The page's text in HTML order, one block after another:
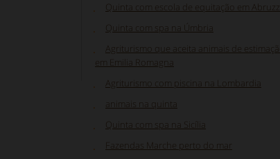
Quinta com escola de equitação em Abruzzo
Quinta com spa na Úmbria
Agriturismo que aceita animais de estimação
em Emilia Romagna
Agriturismo com piscina na Lombardia
animais na quinta
Quinta com spa na Sicília
Fazendas Marche perto do mar